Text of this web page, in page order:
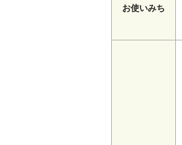
お使いみち